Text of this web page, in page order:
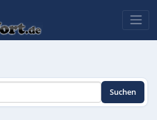
Suchen